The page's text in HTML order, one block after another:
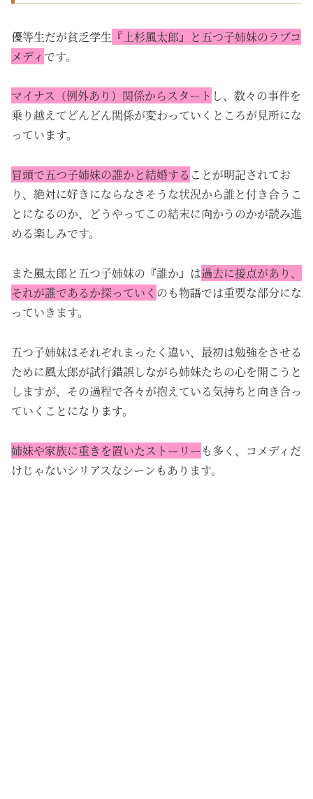
優等生だが貧乏学生 『上杉風太郎』と五つ子姉妹のラブコ
メディ です。
マイナス（例外あり）関係からスタート し、数々の事件を
乗り越えてどんどん関係が変わっていくところが見所にな
っています。
冒頭で五つ子姉妹の誰かと結婚する ことが明記されてお
り、絶対に好きにならなさそうな状況から誰と付き合うこ
とになるのか、どうやってこの結末に向かうのかが読み進
める楽しみです。
また風太郎と五つ子姉妹の『誰か』は過去に接点があり、
それが誰であるか探っていく のも物語では重要な部分にな
っていきます。
五つ子姉妹はそれぞれまったく違い、最初は勉強をさせる
ために風太郎が試行錯誤しながら姉妹たちの心を開こうと
しますが、その過程で各々が抱えている気持ちと向き合っ
ていくことになります。
姉妹や家族に重きを置いたストーリー も多く、コメディだ
けじゃないシリアスなシーンもあります。